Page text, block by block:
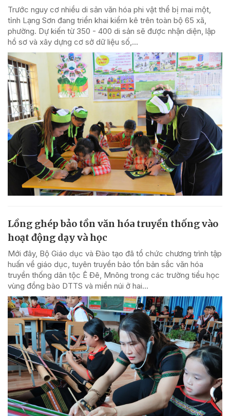
Trước nguy cơ nhiều di sản văn hóa phi vật thể bị mai một,
tỉnh Lạng Sơn đang triển khai kiểm kê trên toàn bộ 65 xã,
phường. Dự kiến từ 350 - 400 di sản sẽ được nhận diện, lập
hồ sơ và xây dựng cơ sở dữ liệu số,...
Lồng ghép bảo tồn văn hóa truyền thống vào
hoạt động dạy và học
Mới đây, Bộ Giáo dục và Đào tạo đã tổ chức chương trình tập
huấn về giáo dục, tuyên truyền bảo tồn bản sắc văn hóa
truyền thống dân tộc Ê Đê, Mnông trong các trường tiểu học
vùng đồng bào DTTS và miền núi ở hai...